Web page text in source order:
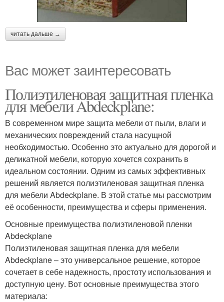
читать дальше →
Вас может заинтересовать
Полиэтиленовая защитная пленка
для мебели Abdeckplane:
В современном мире защита мебели от пыли, влаги и
механических повреждений стала насущной
необходимостью. Особенно это актуально для дорогой и
деликатной мебели, которую хочется сохранить в
идеальном состоянии. Одним из самых эффективных
решений является полиэтиленовая защитная пленка
для мебели Abdeckplane. В этой статье мы рассмотрим
её особенности, преимущества и сферы применения.
Основные преимущества полиэтиленовой пленки
Abdeckplane
Полиэтиленовая защитная пленка для мебели
Abdeckplane – это универсальное решение, которое
сочетает в себе надежность, простоту использования и
доступную цену. Вот основные преимущества этого
материала: